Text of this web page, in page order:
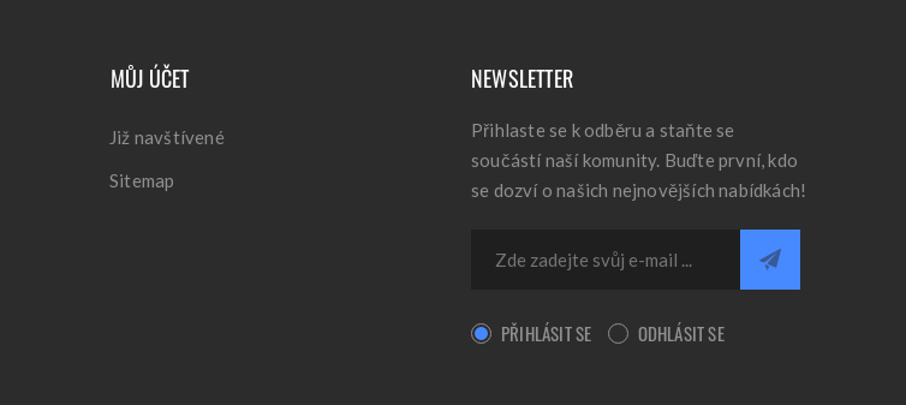
MŮJ ÚČET
Již navštívené
Sitemap
NEWSLETTER
Přihlaste se k odběru a staňte se
součástí naší komunity. Buďte první, kdo
se dozví o našich nejnovějších nabídkách!
PŘIHLÁSIT SE ODHLÁSIT SE